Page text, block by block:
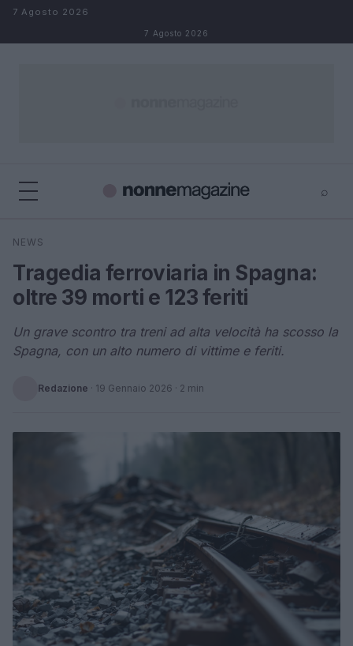
Salta al contenuto
7 Agosto 2026
7 Agosto 2026
⌕
Cerca
NEWS
Tragedia ferroviaria in Spagna:
oltre 39 morti e 123 feriti
Un grave scontro tra treni ad alta velocità ha scosso la
Spagna, con un alto numero di vittime e feriti.
Redazione · 19 Gennaio 2026 · 2 min